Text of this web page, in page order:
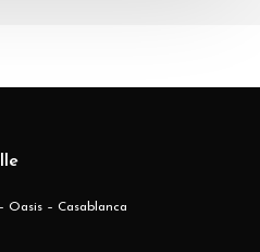
Oasis – Casablanca